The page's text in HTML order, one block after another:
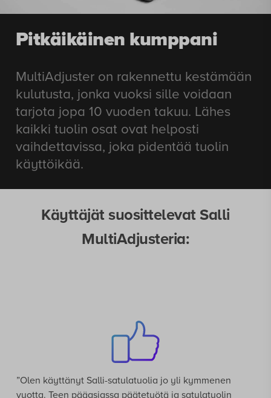
Pitkäikäinen kumppani
MultiAdjuster on rakennettu kestämään
kulutusta, jonka vuoksi sille voidaan
tarjota jopa 10 vuoden takuu. Lähes
kaikki tuolin osat ovat helposti
vaihdettavissa, joka pidentää tuolin
käyttöikää.
Käyttäjät suosittelevat Salli
MultiAdjusteria:
”Olen käyttänyt Salli-satulatuolia jo yli kymmenen
vuotta. Teen pääasiassa päätetyötä ja satulatuolin